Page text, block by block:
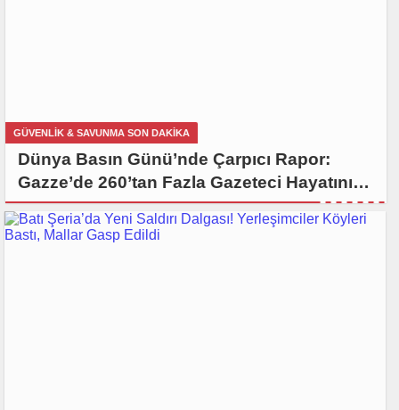
GÜVENLİK & SAVUNMA SON DAKİKA
Dünya Basın Günü’nde Çarpıcı Rapor:
Gazze’de 260’tan Fazla Gazeteci Hayatını
Kaybetti